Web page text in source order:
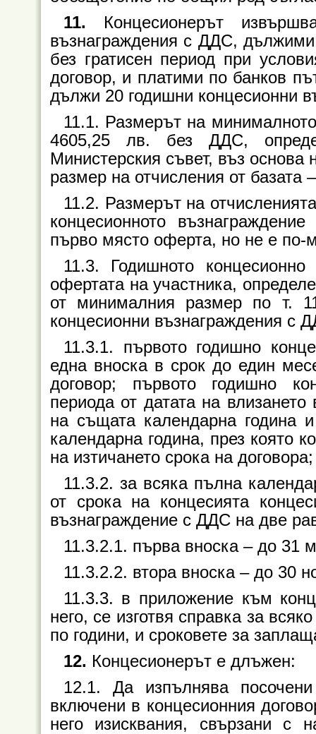
11. Концесионерът
възнаграждения с ДДС, дължими
без гратисен период при
договор, и платими по банков
дължи 20 годишни концесионни
11.1. Размерът на
4605,25 лв. без ДДС,
Министерския съвет, въз основа
размер на отчисления от базата
11.2. Размерът на
концесионното
първо място оферта, но не е по-
11.3. Годишното
офертата на участника,
от минималния размер по т.
концесионни възнаграждения с
11.3.1. първото годишно
една вноска в срок до един
договор; първото годишно
периода от датата на
на същата календарна година
календарна година, през която
на изтичането срока на договора;
11.3.2. за всяка пълна
от срока на концесията
възнаграждение с ДДС на две
11.3.2.1. първа вноска – до 31
11.3.2.2. втора вноска – до 30
11.3.3. в приложение към
него, се изготвя справка за
по години, и сроковете за
12. Концесионерът е длъжен:
12.1. Да изпълнява
включени в концесионния
него изисквания, свързани с